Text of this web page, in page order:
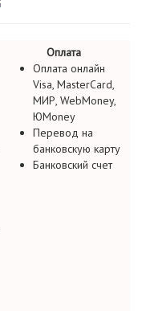
Оплата
Оплата онлайн
Visa, MasterCard,
МИР, WebMoney,
ЮMoney
Перевод на
банковскую карту
Банковский счет